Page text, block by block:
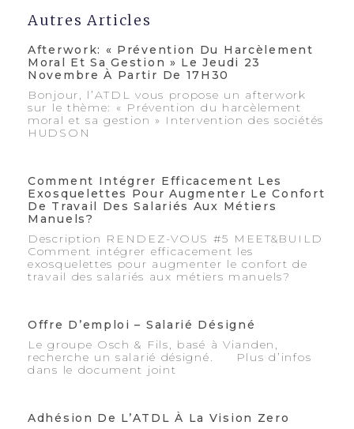
Autres Articles
Afterwork: « Prévention Du Harcèlement
Moral Et Sa Gestion » Le Jeudi 23
Novembre À Partir De 17H30
Bonjour, l’ATDL vous propose un afterwork
sur le thème: « Prévention du harcèlement
moral et sa gestion » Intervention des sociétés
HUDSON
Comment Intégrer Efficacement Les
Exosquelettes Pour Augmenter Le Confort
De Travail Des Salariés Aux Métiers
Manuels?
Description RENDEZ-VOUS #5 MEET&BUILD
Comment intégrer efficacement les
exosquelettes pour augmenter le confort de
travail des salariés aux métiers manuels?
Offre D’emploi – Salarié Désigné
Le groupe Osch & Fils, basé à Vianden,
recherche un salarié désigné. Plus d’infos
dans le document joint
Adhésion De L’ATDL À La Vision Zero